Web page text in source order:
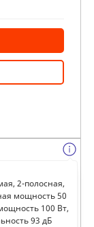
2-полосная,
мощность 50
100 Вт,
93 дБ